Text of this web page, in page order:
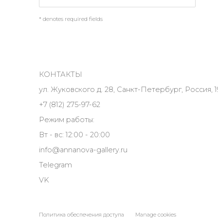
* denotes required fields
КОНТАКТЫ
ул. Жуковского д. 28, Санкт-Петербург, Россия,
+7 (812) 275-97-62
Режим работы:
Вт - вс: 12:00 - 20:00
info@annanova-gallery.ru
Telegram
VK
Политика обеспечения доступа Manage cookies